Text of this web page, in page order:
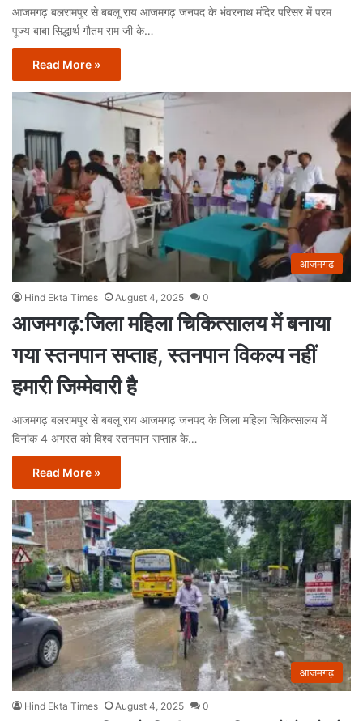
आजमगढ़ बलरामपुर से बबलू राय आजमगढ़ जनपद के भंवरनाथ मंदिर परिसर में परम
पूज्य बाबा सिद्धार्थ गौतम राम जी के…
Read More »
आजमगढ़
Hind Ekta Times August 4, 2025 0
आजमगढ़:जिला महिला चिकित्सालय में बनाया
गया स्तनपान सप्ताह, स्तनपान विकल्प नहीं
हमारी जिम्मेवारी है
आजमगढ़ बलरामपुर से बबलू राय आजमगढ़ जनपद के जिला महिला चिकित्सालय में
दिनांक 4 अगस्त को विश्व स्तनपान सप्ताह के…
Read More »
आजमगढ़
Hind Ekta Times August 4, 2025 0